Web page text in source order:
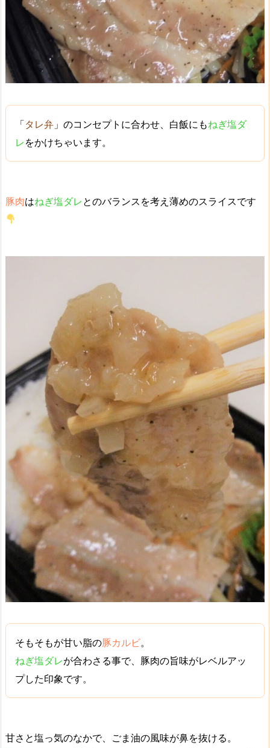
「タレ弁 」のコンセプトに合わせ、白飯にもねぎ塩ダ
レをかけちゃいます。
豚肉はねぎ塩ダレとのバランスを考え 薄めのスライスです
そもそもが甘い脂の豚カルビ。
ねぎ塩ダレが合わさる事で、 豚肉の旨味がレベルアッ
プした印象です。
甘さと塩っ気のなかで、 ごま油の風味が鼻を抜ける。